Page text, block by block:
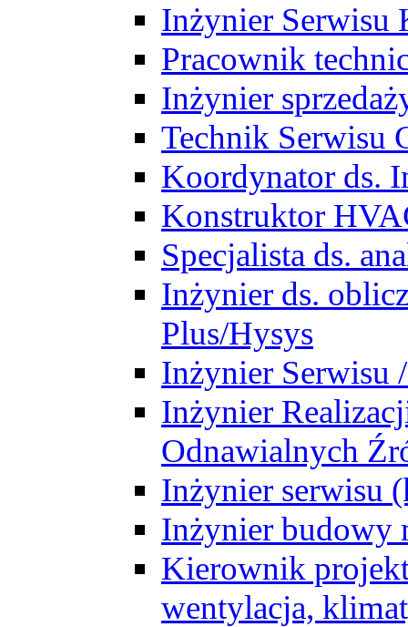
Inżynier Serwisu
Pracownik
Inżynier
Technik Serwisu
Koordynator ds.
Konstruktor
Specjalista ds.
Inżynier ds.
Plus/Hysys
Inżynier Serwisu
Inżynier
Odnawialnych
Inżynier serwisu
Inżynier budowy
Kierownik
wentylacja,